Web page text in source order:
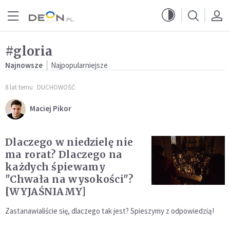
#gloria
Najnowsze Najpopularniejsze
8 lat temu DUCHOWOŚĆ
Maciej Pikor
Dlaczego w niedzielę nie
ma rorat? Dlaczego na
każdych śpiewamy
"Chwała na wysokości"?
[WYJAŚNIAMY]
Zastanawialiście się, dlaczego tak jest? Spieszymy z odpowiedzią!